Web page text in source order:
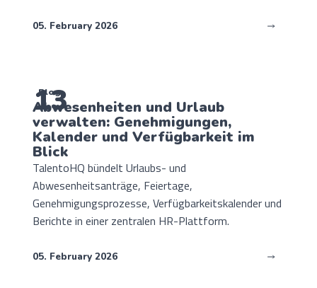
05. February 2026
13
Blog
Abwesenheiten und Urlaub
verwalten: Genehmigungen,
Kalender und Verfügbarkeit im
Blick
TalentoHQ bündelt Urlaubs- und
Abwesenheitsanträge, Feiertage,
Genehmigungsprozesse, Verfügbarkeitskalender und
Berichte in einer zentralen HR-Plattform.
05. February 2026